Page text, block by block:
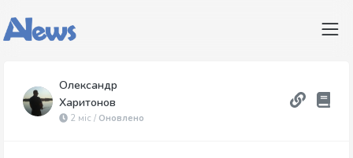
Олександр
Харитонов
2 міс / Оновлено